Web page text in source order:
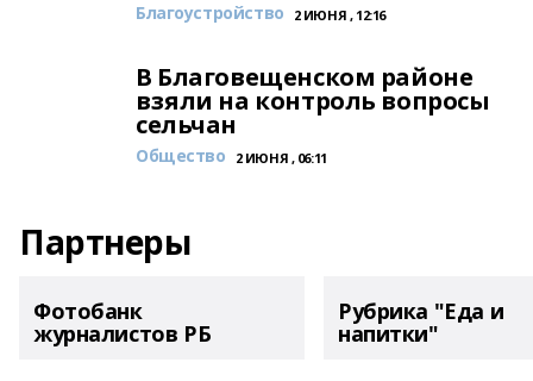
Благоустройство 2 ИЮНЯ , 12:16
В Благовещенском районе
взяли на контроль вопросы
сельчан
Общество 2 ИЮНЯ , 06:11
Партнеры
Фотобанк
журналистов РБ
Рубрика "Еда и
напитки"